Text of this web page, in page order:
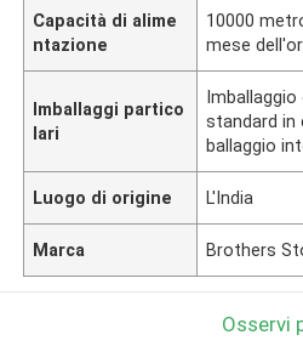
Capacità di alime
ntazione
10000
mese
Imballaggi partico
lari
Imballaggio
standard in
ballaggio
Luogo di origine L'India
Marca Brothers
Osservi